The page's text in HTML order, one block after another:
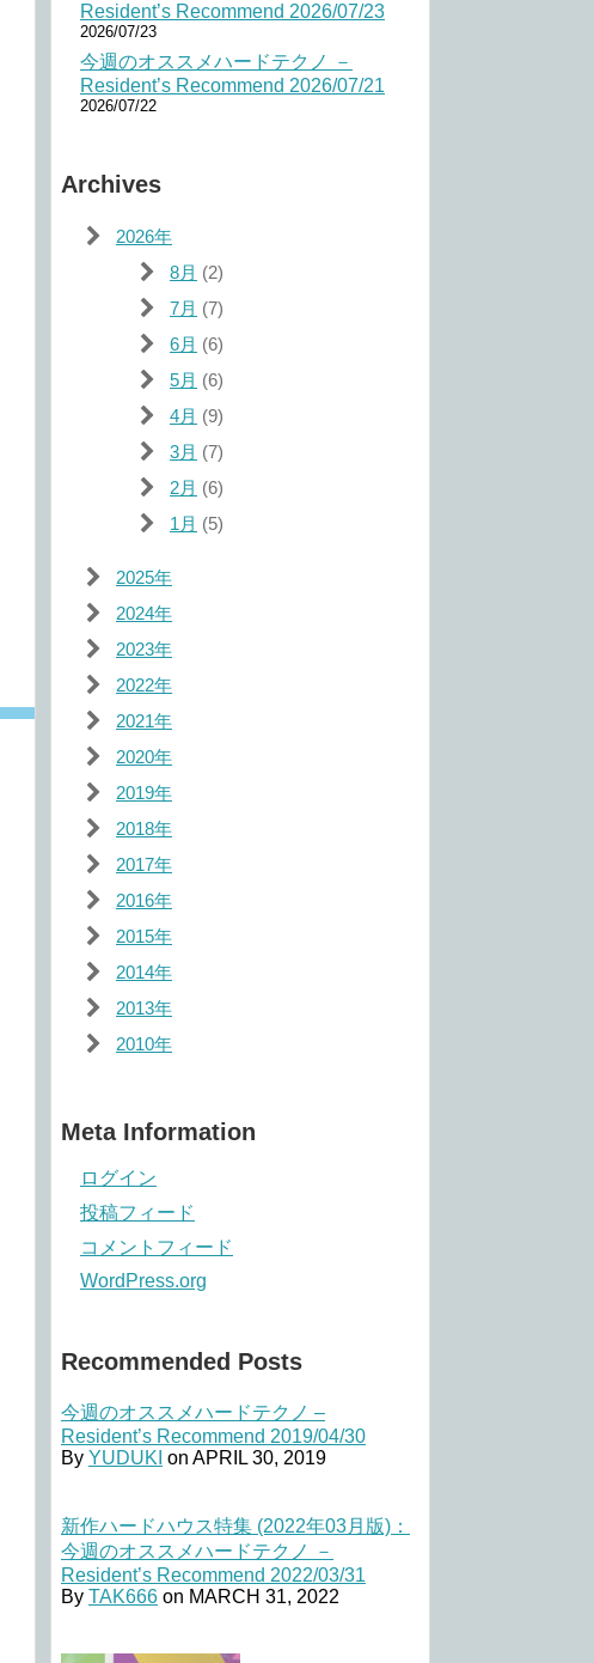
Resident’s Recommend 2026/07/23
2026/07/23
今週のオススメハードテクノ －
Resident’s Recommend 2026/07/21
2026/07/22
Archives
2026年
8月 (2)
7月 (7)
6月 (6)
5月 (6)
4月 (9)
3月 (7)
2月 (6)
1月 (5)
2025年
2024年
2023年
2022年
2021年
2020年
2019年
2018年
2017年
2016年
2015年
2014年
2013年
2010年
Meta Information
ログイン
投稿フィード
コメントフィード
WordPress.org
Recommended Posts
今週のオススメハードテクノ –
Resident’s Recommend 2019/04/30
By YUDUKI on APRIL 30, 2019
新作ハードハウス特集 (2022年03月版)：
今週のオススメハードテクノ －
Resident’s Recommend 2022/03/31
By TAK666 on MARCH 31, 2022